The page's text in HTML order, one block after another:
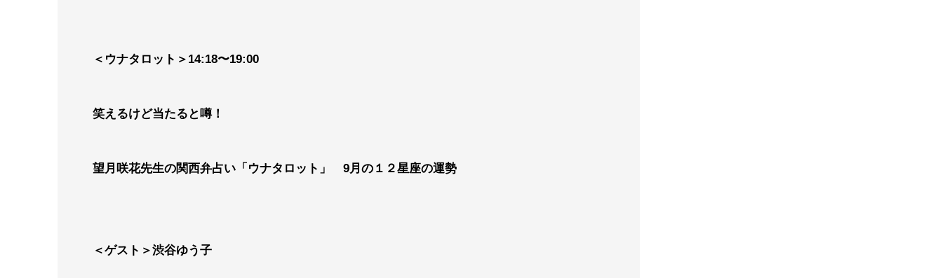
＜ウナタロット＞14:18〜19:00
笑えるけど当たると噂！
望月咲花先生の関西弁占い「ウナタロット」 9月の１２星座の運勢
＜ゲスト＞渋谷ゆう子